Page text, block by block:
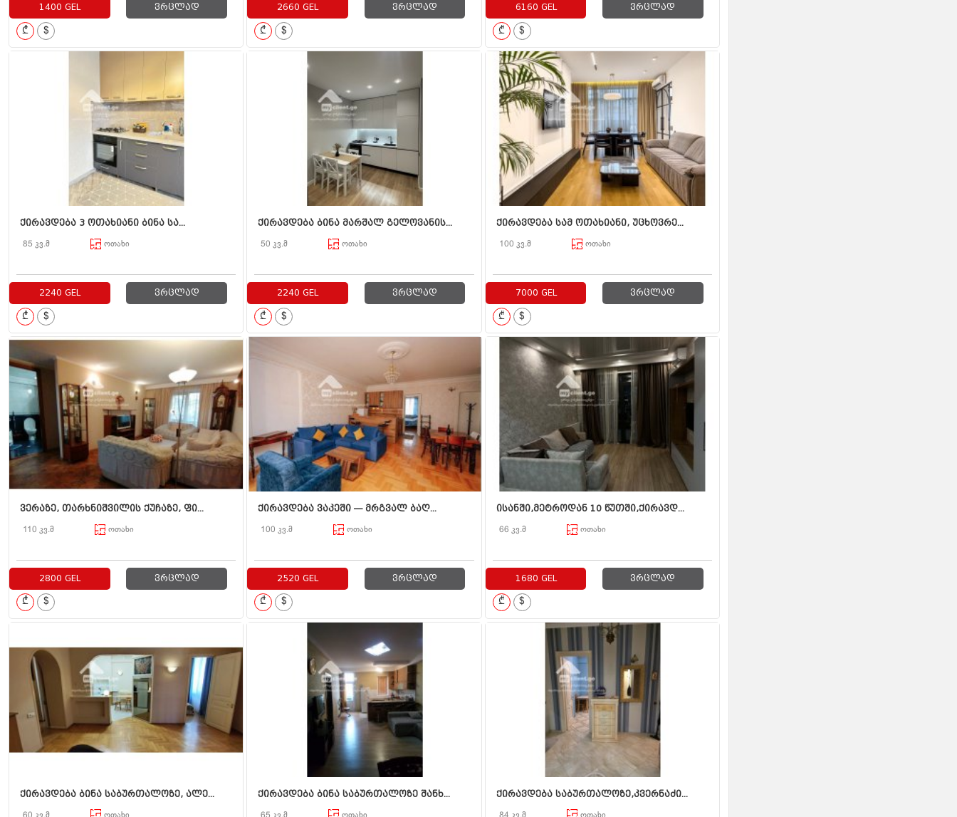
1400 GEL ვრცლად
₾ $
2660 GEL ვრცლად
₾ $
6160 GEL ვრცლად
₾ $
ქირავდება 3 ოთახიანი ბინა სა...
85 კვ.მ ოთახი
2240 GEL ვრცლად
₾ $
ქირავდება ბინა მარშალ გელოვანის...
50 კვ.მ ოთახი
2240 GEL ვრცლად
₾ $
ქირავდება სამ ოთახიანი, უცხოვრე...
100 კვ.მ ოთახი
7000 GEL ვრცლად
₾ $
ვერაზე, თარხნიშვილის ქუჩაზე, ფი...
110 კვ.მ ოთახი
2800 GEL ვრცლად
₾ $
ქირავდება ვაკეში — მრგვალ ბაღ...
100 კვ.მ ოთახი
2520 GEL ვრცლად
₾ $
ისანში,მეტროდან 10 წუთში,ქირავდ...
66 კვ.მ ოთახი
1680 GEL ვრცლად
₾ $
ქირავდება ბინა საბურთალოზე, ალე...
60 კვ.მ ოთახი
ქირავდება ბინა საბურთალოზე შანხ...
65 კვ.მ ოთახი
ქირავდება საბურთალოზე,კვერნაძი...
84 კვ.მ ოთახი